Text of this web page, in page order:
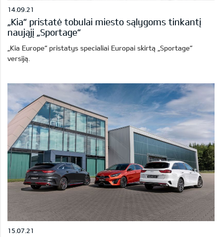
14.09.21
„Kia“ pristatė tobulai miesto sąlygoms tinkantį
naująjį „Sportage“
„Kia Europe“ pristatys specialiai Europai skirtą „Sportage“
versiją.
15.07.21